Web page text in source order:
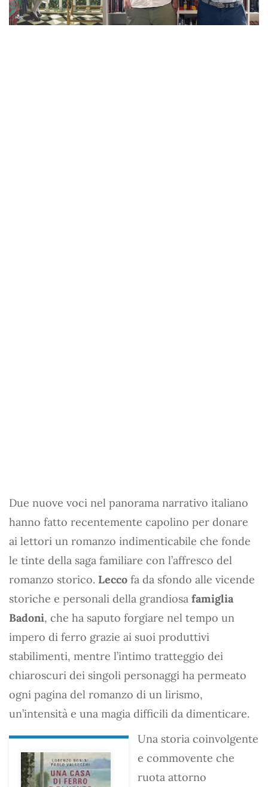
Due nuove voci nel panorama narrativo italiano
hanno fatto recentemente capolino per donare
ai lettori un romanzo indimenticabile che fonde
le tinte della saga familiare con l’affresco del
romanzo storico. Lecco fa da sfondo alle vicende
storiche e personali della grandiosa famiglia
Badoni, che ha saputo forgiare nel tempo un
impero di ferro grazie ai suoi produttivi
stabilimenti, mentre l’intimo tratteggio dei
chiaroscuri dei singoli personaggi ha permeato
ogni pagina del romanzo di un lirismo,
un’intensità e una magia difficili da dimenticare.
Una storia coinvolgente
e commovente che
ruota attorno